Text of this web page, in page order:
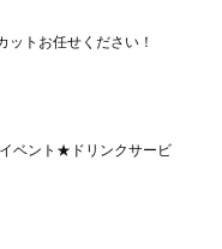
ットお任せください！
ベント★ドリンクサービ